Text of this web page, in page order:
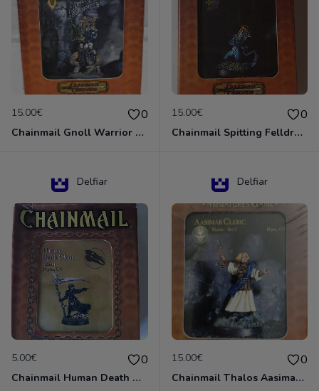
15.00€ 0
Chainmail Gnoll Warrior Dungeons & Dragons
15.00€ 0
Chainmail Spitting Felldrake
Delfiar
5.00€ 0
Chainmail Human Death Cleric
Delfiar
15.00€ 0
Chainmail Thalos Aasimar Cleric